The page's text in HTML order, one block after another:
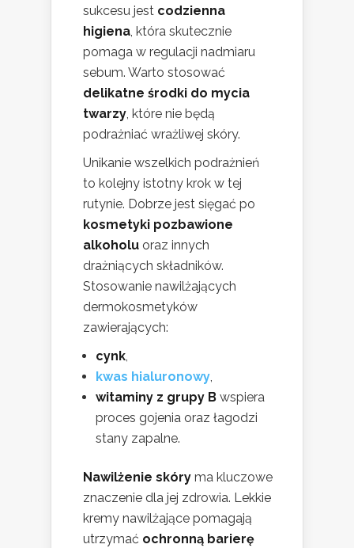
sukcesu jest codzienna
higiena, która skutecznie
pomaga w regulacji nadmiaru
sebum. Warto stosować
delikatne środki do mycia
twarzy, które nie będą
podrażniać wrażliwej skóry.
Unikanie wszelkich podrażnień
to kolejny istotny krok w tej
rutynie. Dobrze jest sięgać po
kosmetyki pozbawione
alkoholu oraz innych
drażniących składników.
Stosowanie nawilżających
dermokosmetyków
zawierających:
cynk,
kwas hialuronowy,
witaminy z grupy B wspiera
proces gojenia oraz łagodzi
stany zapalne.
Nawilżenie skóry ma kluczowe
znaczenie dla jej zdrowia. Lekkie
kremy nawilżające pomagają
utrzymać ochronną barierę